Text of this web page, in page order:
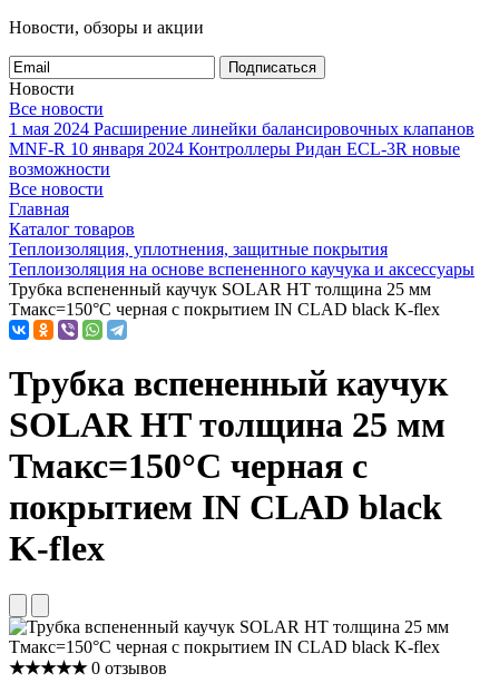
Новости, обзоры и акции
Подписаться
Новости
Все новости
1 мая 2024 Расширение линейки балансировочных клапанов
MNF-R 10 января 2024 Контроллеры Ридан ECL-3R новые
возможности
Все новости
Главная
Каталог товаров
Теплоизоляция, уплотнения, защитные покрытия
Теплоизоляция на основе вспененного каучука и аксессуары
Трубка вспененный каучук SOLAR HT толщина 25 мм
Тмакс=150°C черная с покрытием IN CLAD black K-flex
Трубка вспененный каучук
SOLAR HT толщина 25 мм
Тмакс=150°C черная с
покрытием IN CLAD black
K-flex
★★★★★ 0 отзывов